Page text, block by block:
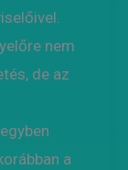
nem
de az
a